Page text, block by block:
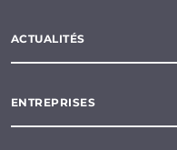
ACTUALITÉS
ENTREPRISES